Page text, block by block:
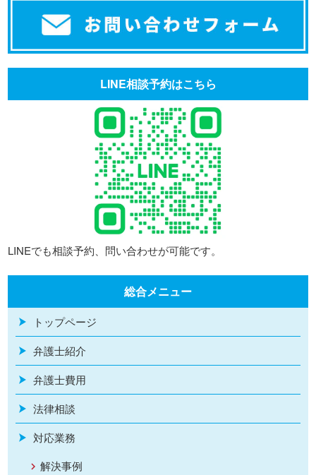
LINE相談予約はこちら
LINEでも相談予約、問い合わせが可能です。
総合メニュー
トップページ
弁護士紹介
弁護士費用
法律相談
対応業務
解決事例